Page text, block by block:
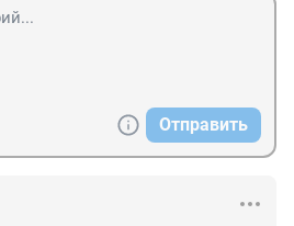
Отправить